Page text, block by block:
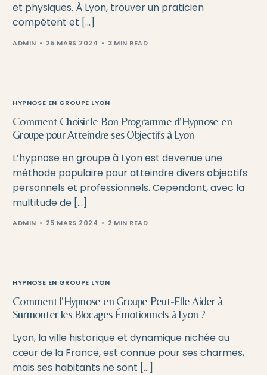
et physiques. À Lyon, trouver un praticien
compétent et […]
ADMIN 25 MARS 2024 3 MIN READ
HYPNOSE EN GROUPE LYON
Comment Choisir le Bon Programme d’Hypnose en
Groupe pour Atteindre ses Objectifs à Lyon
L’hypnose en groupe à Lyon est devenue une
méthode populaire pour atteindre divers objectifs
personnels et professionnels. Cependant, avec la
multitude de […]
ADMIN 25 MARS 2024 2 MIN READ
HYPNOSE EN GROUPE LYON
Comment l’Hypnose en Groupe Peut-Elle Aider à
Surmonter les Blocages Émotionnels à Lyon ?
Lyon, la ville historique et dynamique nichée au
cœur de la France, est connue pour ses charmes,
mais ses habitants ne sont […]